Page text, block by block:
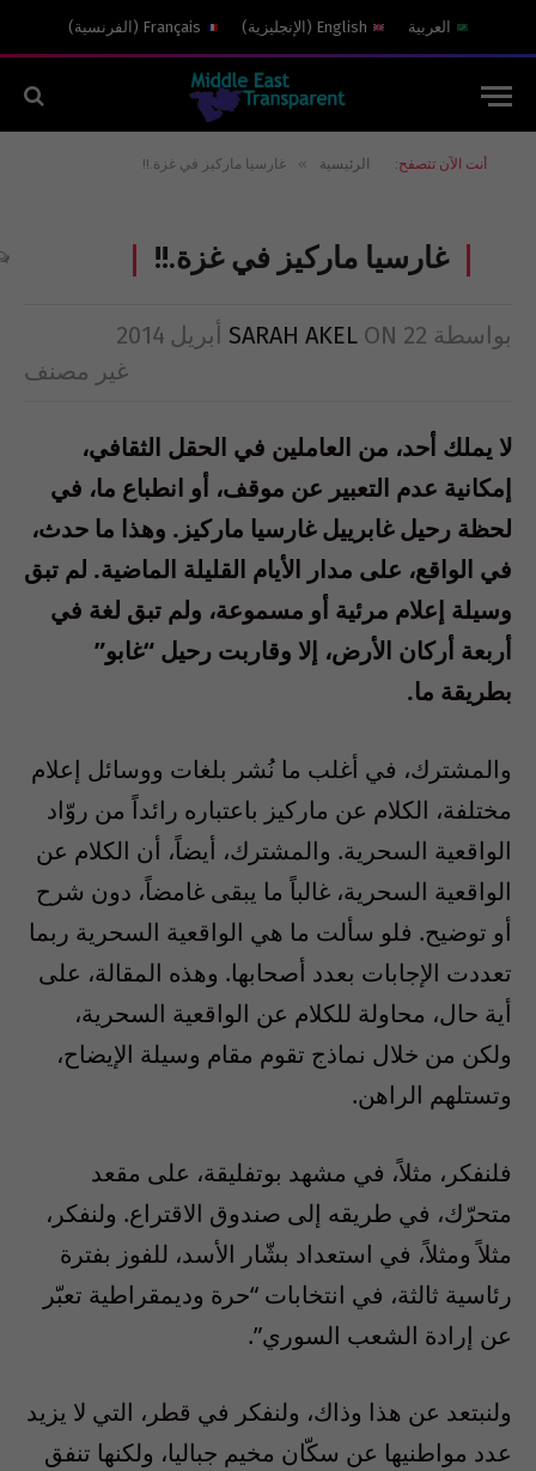
العربية English
( الإنجليزية)
Français
( الفرنسية)
أنت الآن تتصفح: الرئيسية » غارسيا ماركيز في غزة.!!
غارسيا ماركيز في غزة.!!
بواسطة SARAH AKEL ON 22 أبريل 2014
غير مصنف
لا يملك أحد، من العاملين في الحقل الثقافي،
إمكانية عدم التعبير عن موقف، أو انطباع ما، في
لحظة رحيل غابرييل غارسيا ماركيز. وهذا ما حدث،
في الواقع، على مدار الأيام القليلة الماضية. لم تبق
وسيلة إعلام مرئية أو مسموعة، ولم تبق لغة في
أربعة أركان الأرض، إلا وقاربت رحيل “غابو”
بطريقة ما.
والمشترك، في أغلب ما نُشر بلغات ووسائل إعلام
مختلفة، الكلام عن ماركيز باعتباره رائداً من روّاد
الواقعية السحرية. والمشترك، أيضاً، أن الكلام عن
الواقعية السحرية، غالباً ما يبقى غامضاً، دون شرح
أو توضيح. فلو سألت ما هي الواقعية السحرية ربما
تعددت الإجابات بعدد أصحابها. وهذه المقالة، على
أية حال، محاولة للكلام عن الواقعية السحرية،
ولكن من خلال نماذج تقوم مقام وسيلة الإيضاح،
وتستلهم الراهن.
فلنفكر، مثلاً، في مشهد بوتفليقة، على مقعد
متحرّك، في طريقه إلى صندوق الاقتراع. ولنفكر،
مثلاً ومثلاً، في استعداد بشّار الأسد، للفوز بفترة
رئاسية ثالثة، في انتخابات “حرة وديمقراطية تعبّر
عن إرادة الشعب السوري”.
ولنبتعد عن هذا وذاك، ولنفكر في قطر، التي لا يزيد
عدد مواطنيها عن سكّان مخيم جباليا، ولكنها تنفق